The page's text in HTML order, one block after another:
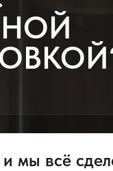
и мы всё